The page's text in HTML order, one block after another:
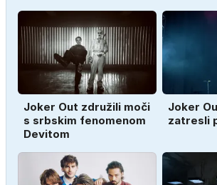
Joker Out združili moči
s srbskim fenomenom
Devitom
Joker
zatresli